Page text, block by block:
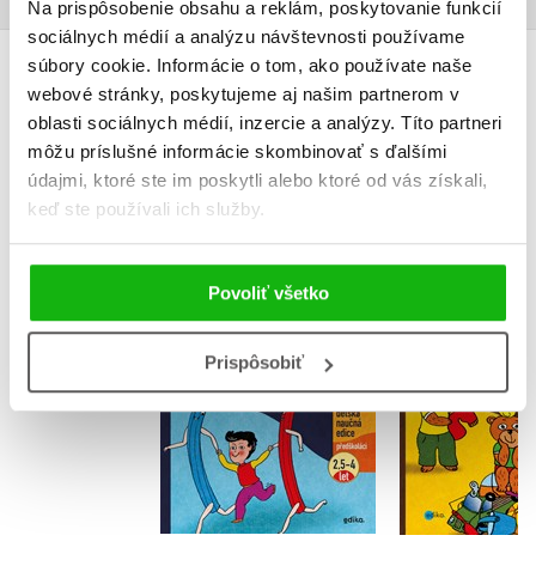
Na prispôsobenie obsahu a reklám, poskytovanie funkcií
sociálnych médií a analýzu návštevnosti používame
súbory cookie. Informácie o tom, ako používate naše
webové stránky, poskytujeme aj našim partnerom v
oblasti sociálnych médií, inzercie a analýzy. Títo partneri
môžu príslušné informácie skombinovať s ďalšími
údajmi, ktoré ste im poskytli alebo ktoré od vás získali,
keď ste používali ich služby.
Povoliť všetko
Prispôsobiť
ĎALŠIE TITULY ZO SÉRIE "VŠESTRANNÁ PŘÍPRAVA DO
ŠKOLY"
Jak se pastelky učily
kreslit
Jiřina Bednářová
Do košíka
7,64 €
prostoru a
Jiřina
Do
6,79